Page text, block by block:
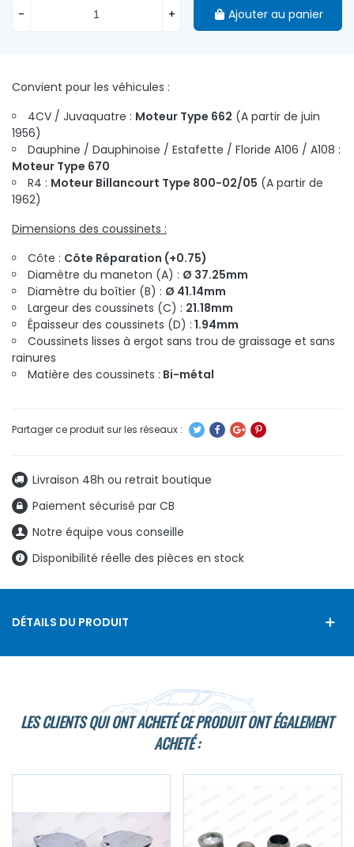
Convient pour les véhicules :
4CV / Juvaquatre : Moteur Type 662 (A partir de juin
1956)
Dauphine / Dauphinoise / Estafette / Floride A106 / A108 :
Moteur Type 670
R4 : Moteur Billancourt Type 800-02/05 (A partir de
1962)
Dimensions des coussinets :
Côte : Côte Réparation (+0.75)
Diamètre du maneton (A) : Ø 37.25mm
Diamètre du boîtier (B) : Ø 41.14mm
Largeur des coussinets (C) : 21.18mm
Épaisseur des coussinets (D) : 1.94mm
Coussinets lisses à ergot sans trou de graissage et sans
rainures
Matière des coussinets : Bi-métal
Livraison 48h ou retrait boutique
Paiement sécurisé par CB
Notre équipe vous conseille
Disponibilité réelle des pièces en stock
- + Ajouter au panier
DÉTAILS DU PRODUIT
LES CLIENTS QUI ONT ACHETÉ CE PRODUIT ONT ÉGALEMENT
ACHETÉ :